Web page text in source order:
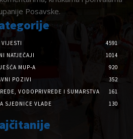
Posavske.
VIJESTI
4591
NATJEČAJI
1014
MUP-A
920
POZIVI
352
VODOPRIVREDE I ŠUMARSTVA
161
SJEDNICE VLADE
130